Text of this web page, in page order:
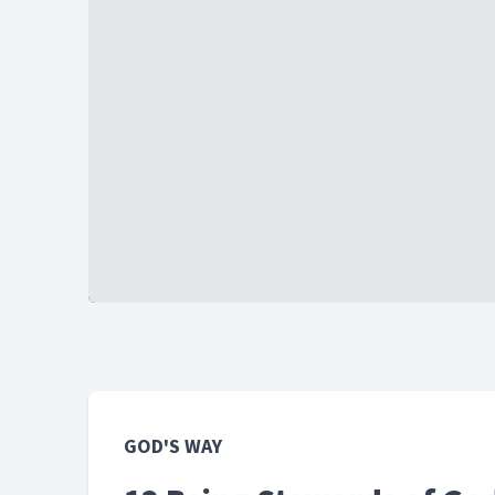
GOD'S WAY